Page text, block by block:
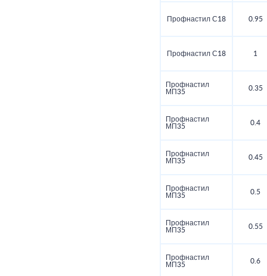
Профнастил С18 0.95
Профнастил С18 1
Профнастил
МП35
0.35
Профнастил
МП35
0.4
Профнастил
МП35
0.45
Профнастил
МП35
0.5
Профнастил
МП35
0.55
Профнастил
МП35
0.6